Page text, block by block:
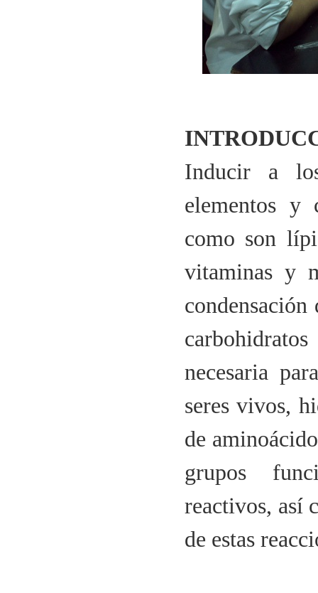
Inducir a
elementos y
como son
vitaminas y
necesaria
seres vivos,
de
grupos
reactivos, así
de estas